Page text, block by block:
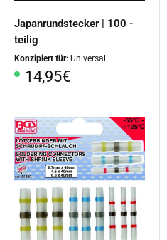
Japanrundstecker | 100 -
teilig
Konzipiert für: Universal
Sonderpreis
14,95€